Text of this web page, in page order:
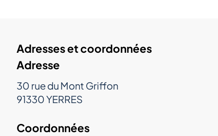
Adresses et coordonnées
Adresse
30 rue du Mont Griffon
91330 YERRES
Coordonnées